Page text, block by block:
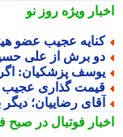
ویژهروز نو
عجیب عضو هیئت
برش از علی حسین
پزشکیان: اگر
گذاری عجیب
رضاییان؛ دیگر
فوتبال در صبح